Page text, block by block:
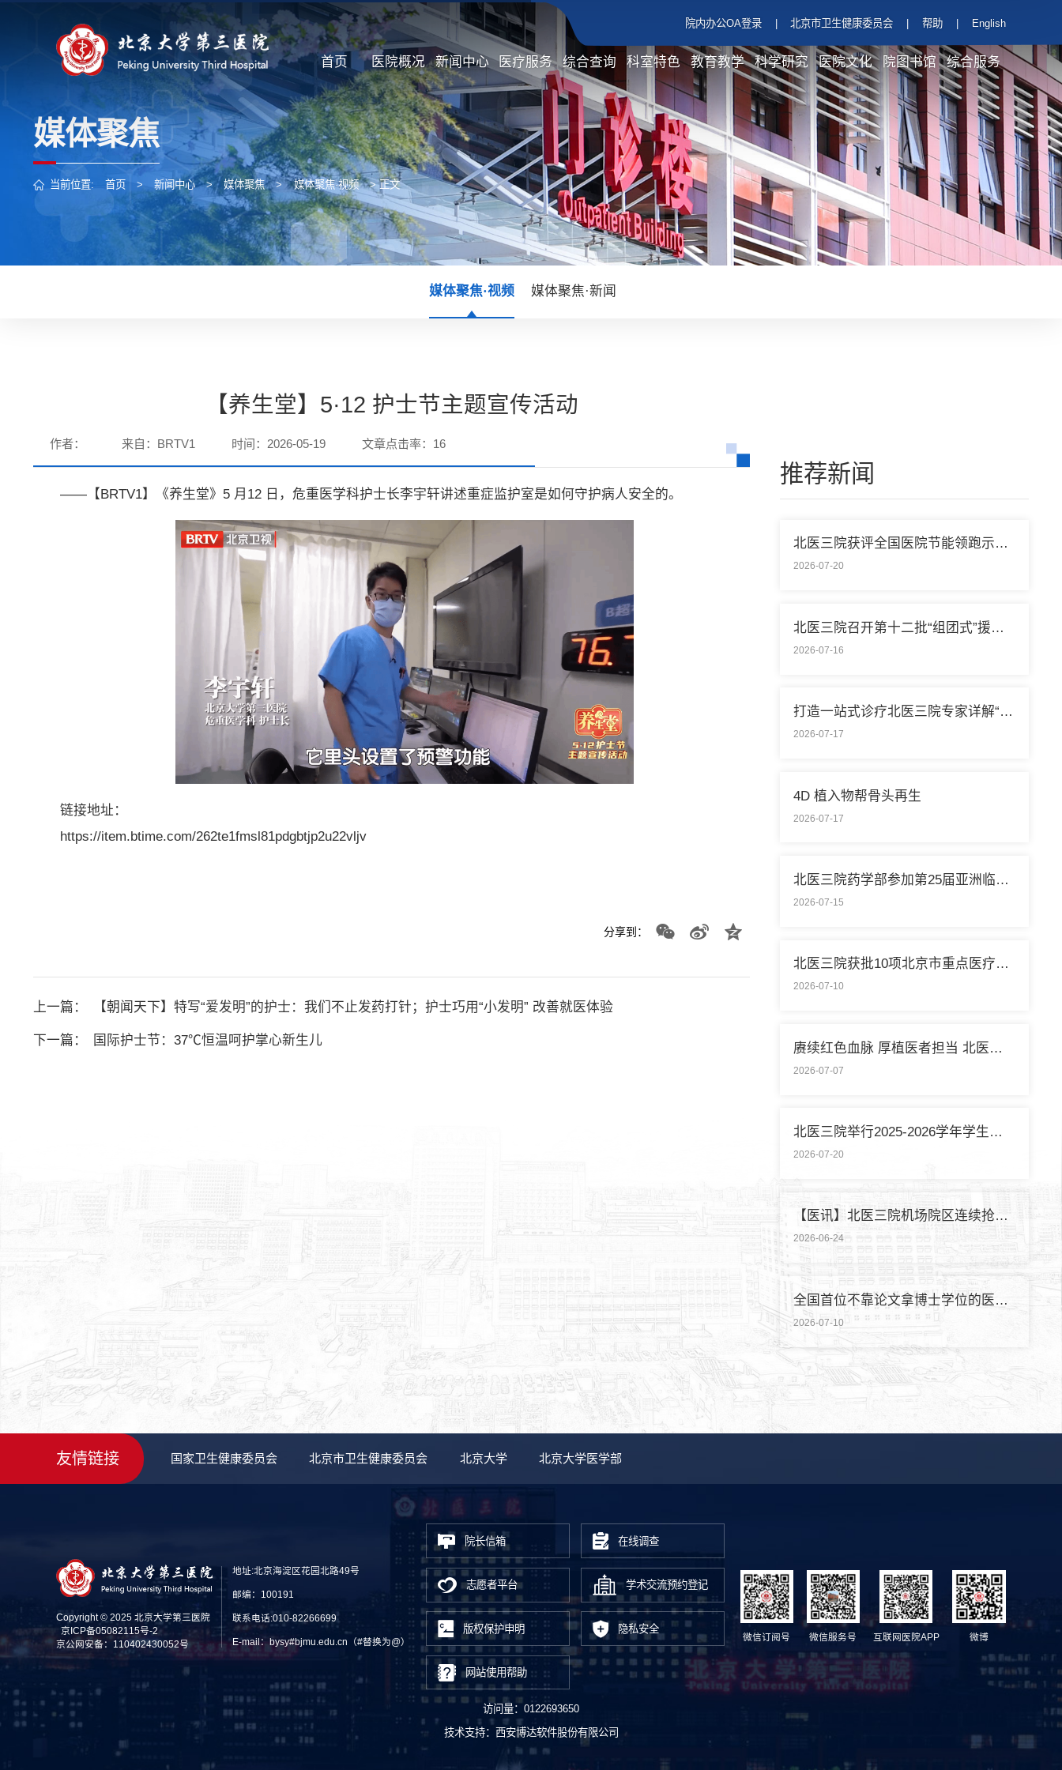
院内办公OA登录 北京市卫生健康委员会 帮助 English
首页 医院概况 新闻中心 医疗服务 综合查询 科室特色 教育教学 科学研究 医院文化 院图书馆 综合服务
媒体聚焦
当前位置: 首页 > 新闻中心 > 媒体聚焦 > 媒体聚焦·视频 > 正文
媒体聚焦·视频 媒体聚焦·新闻
【养生堂】5·12 护士节主题宣传活动
作者： 来自：BRTV1 时间：2026-05-19 文章点击率： 16
——【BRTV1】《养生堂》5 月12 日，危重医学科护士长李宇轩讲述重症监护室是如何守护病人安全的。
链接地址：
https://item.btime.com/262te1fmsl81pdgbtjp2u22vljv
分享到：
上一篇： 【朝闻天下】特写“爱发明”的护士：我们不止发药打针；护士巧用“小发明” 改善就医体验
下一篇： 国际护士节：37℃恒温呵护掌心新生儿
推荐新闻
北医三院获评全国医院节能领跑示范单位称号
2026-07-20
北医三院召开第十二批“组团式”援藏医疗队欢送会
2026-07-16
打造一站式诊疗北医三院专家详解“控糖”新模式
2026-07-17
4D 植入物帮骨头再生
2026-07-17
北医三院药学部参加第25届亚洲临床药学大会
2026-07-15
北医三院获批10项北京市重点医疗技术临床应用培训基地
2026-07-10
赓续红色血脉 厚植医者担当 北医三院开展庆祝中国共产党成立105周年系列活动
2026-07-07
北医三院举行2025-2026学年学生暑期社会实践启动仪式
2026-07-20
【医讯】北医三院机场院区连续抢救两名致死性肺栓塞外籍旅客
2026-06-24
全国首位不靠论文拿博士学位的医学领域研究生通过答辩
2026-07-10
友情链接 国家卫生健康委员会 北京市卫生健康委员会 北京大学 北京大学医学部
Copyright © 2025 北京大学第三医院
京ICP备05082115号-2
京公网安备：110402430052号
地址:北京海淀区花园北路49号
邮编：100191
联系电话:010-82266699
E-mail：bysy#bjmu.edu.cn（#替换为@）
院长信箱 在线调查
志愿者平台 学术交流预约登记
版权保护申明 隐私安全
网站使用帮助
微信订阅号 微信服务号 互联网医院APP 微博
访问量： 0122693650
技术支持： 西安博达软件股份有限公司